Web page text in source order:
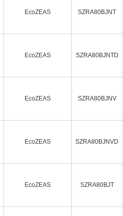
EcoZEAS SZRA80BJNT
EcoZEAS SZRA80BJNTD
EcoZEAS SZRA80BJNV
EcoZEAS SZRA80BJNVD
EcoZEAS SZRA80BJT